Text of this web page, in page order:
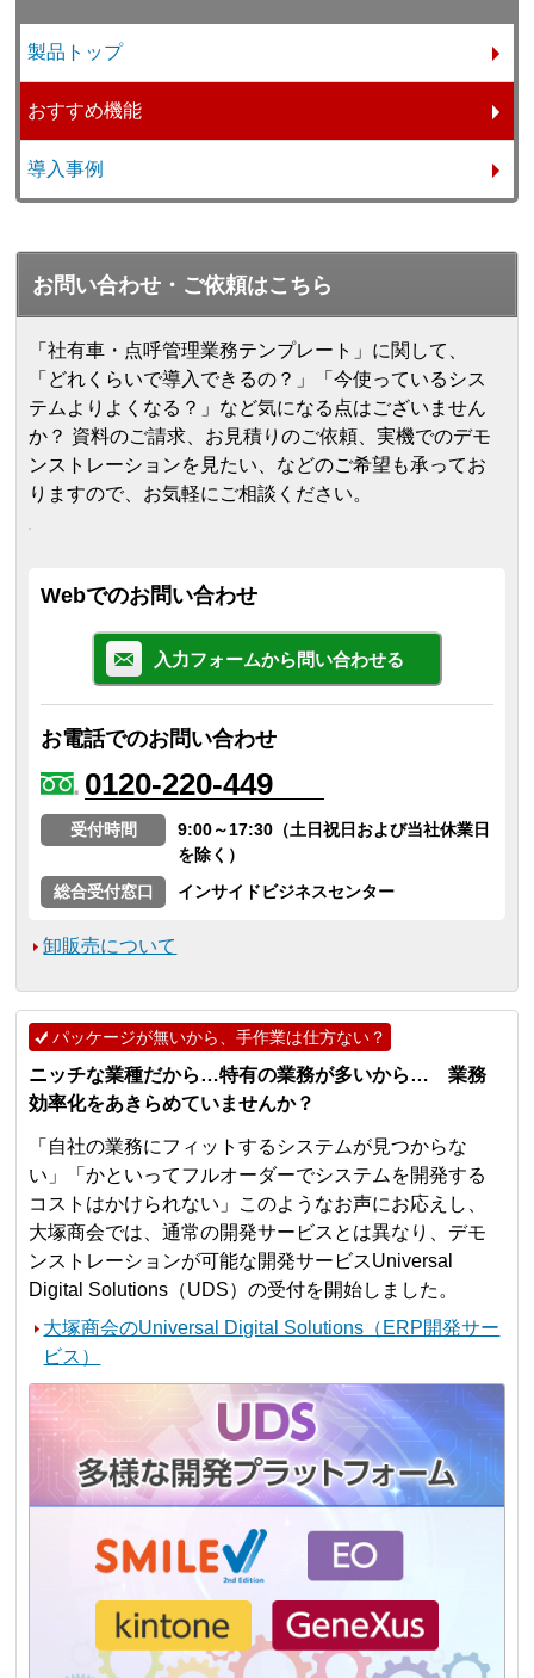
製品トップ
おすすめ機能
導入事例
お問い合わせ・ご依頼はこちら
「社有車・点呼管理業務テンプレート」に関して、
「どれくらいで導入できるの？」「今使っているシス
テムよりよくなる？」など気になる点はございません
か？ 資料のご請求、お見積りのご依頼、実機でのデモ
ンストレーションを見たい、などのご希望も承ってお
りますので、お気軽にご相談ください。
Webでのお問い合わせ
入力フォームから問い合わせる
お電話でのお問い合わせ
0120-220-449
受付時間
9:00～17:30（土日祝日および当社休業日
を除く）
総合受付窓口
インサイドビジネスセンター
卸販売について
パッケージが無いから、手作業は仕方ない？
ニッチな業種だから…特有の業務が多いから… 業務
効率化をあきらめていませんか？
「自社の業務にフィットするシステムが見つからな
い」「かといってフルオーダーでシステムを開発する
コストはかけられない」このようなお声にお応えし、
大塚商会では、通常の開発サービスとは異なり、デモ
ンストレーションが可能な開発サービスUniversal
Digital Solutions（UDS）の受付を開始しました。
大塚商会のUniversal Digital Solutions（ERP開発サー
ビス）